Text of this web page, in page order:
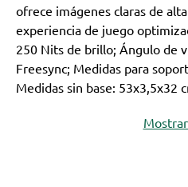
ofrece imágenes claras de
experiencia de juego
250 Nits de brillo; Ángulo de
Freesync; Medidas para
Medidas sin base: 53x3,5x32